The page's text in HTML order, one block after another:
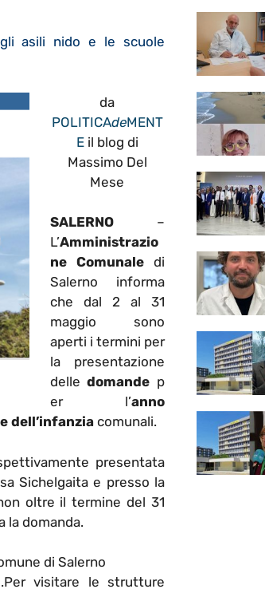
asili nido e le scuole
da
POLITICAdeMENT
Eil blog di
Massimo Del
Mese
SALERNO–
L’Amministrazio
ne Comunaledi
Salerno informa
che dal 2 al 31
maggio sono
aperti i termini per
la presentazione
delledomande p
er l’anno
dell’infanzia comunali.
presentata
Sichelgaita e presso la
oltre il termine del 31
la domanda.
di Salerno
visitare le strutture